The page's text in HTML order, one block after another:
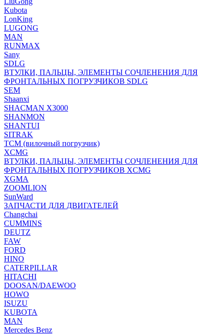
Kubota
LonKing
LUGONG
MAN
RUNMAX
Sany
SDLG
ВТУЛКИ, ПАЛЬЦЫ, ЭЛЕМЕНТЫ СОЧЛЕНЕНИЯ ДЛЯ
ФРОНТАЛЬНЫХ ПОГРУЗЧИКОВ SDLG
SEM
Shaanxi
SHACMAN X3000
SHANMON
SHANTUI
SITRAK
TCM (вилочный погрузчик)
XCMG
ВТУЛКИ, ПАЛЬЦЫ, ЭЛЕМЕНТЫ СОЧЛЕНЕНИЯ ДЛЯ
ФРОНТАЛЬНЫХ ПОГРУЗЧИКОВ XCMG
XGMA
ZOOMLION
SunWard
ЗАПЧАСТИ ДЛЯ ДВИГАТЕЛЕЙ
Changchai
CUMMINS
DEUTZ
FAW
FORD
HINO
CATERPILLAR
HITACHI
DOOSAN/DAEWOO
HOWO
ISUZU
KUBOTA
MAN
Mercedes Benz